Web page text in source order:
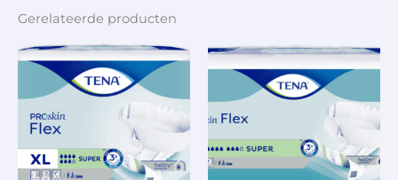
Gerelateerde producten